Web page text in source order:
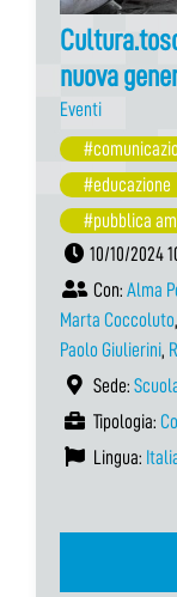
nuova
Eventi
#educazione
#pubblica
10/10/2024
Con: Alma
Marta Coccoluto,
Paolo Giulierini,
Sede:
Tipologia:
Lingua: